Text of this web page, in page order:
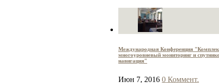
Международная Конференция
многоуровневый мониторинг и
навигация"
Июн 7, 2016 0 Коммент.